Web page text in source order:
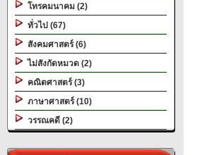
โทรคมนาคม (2)
ทั่วไป (67)
สังคมศาสตร์ (6)
ไม่สังกัดหมวด (2)
คณิตศาสตร์ (3)
ภาษาศาสตร์ (10)
วรรณคดี (2)